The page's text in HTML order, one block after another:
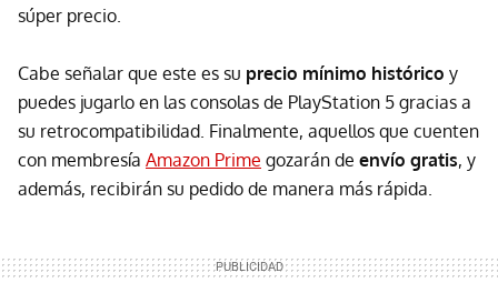
súper precio.
Cabe señalar que este es su precio mínimo histórico y
puedes jugarlo en las consolas de PlayStation 5 gracias a
su retrocompatibilidad. Finalmente, aquellos que cuenten
con membresía Amazon Prime gozarán de envío gratis, y
además, recibirán su pedido de manera más rápida.